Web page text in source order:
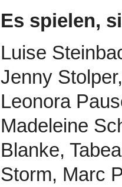
Es spielen,
Luise
Jenny
Leonora
Madeleine
Blanke,
Storm, Marc